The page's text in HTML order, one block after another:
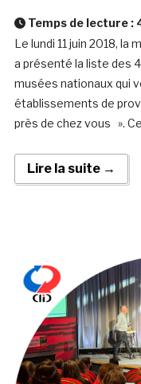
Temps de lecture :
Le lundi 11 juin 2018, la
a présenté la liste des
musées nationaux qui
établissements de
près de chez vous ».
Lire la suite →